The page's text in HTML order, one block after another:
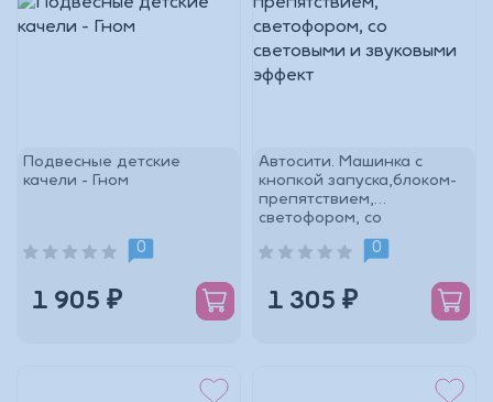
Подвесные детские
качели - Гном
0
1 905 ₽
Автосити. Машинка с
кнопкой запуска,блоком-
препятствием,
светофором, со
световыми и звуковыми
эффект
0
1 305 ₽
Магазин г. Ярцево